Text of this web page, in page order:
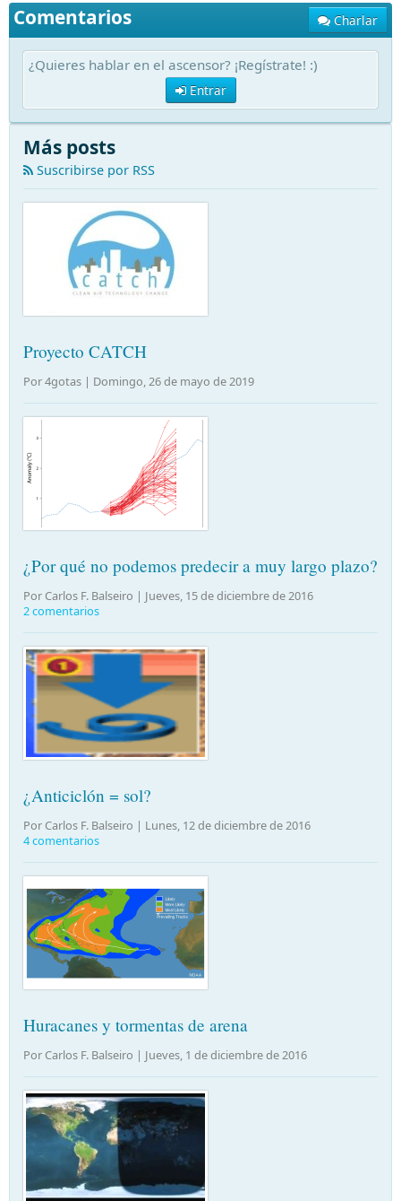
Comentarios Charlar
¿Quieres hablar en el ascensor? ¡Regístrate! :)
Entrar
Más posts
Suscribirse por RSS
Proyecto CATCH
Por 4gotas | Domingo, 26 de mayo de 2019
¿Por qué no podemos predecir a muy largo plazo?
Por Carlos F. Balseiro | Jueves, 15 de diciembre de 2016
2 comentarios
¿Anticiclón = sol?
Por Carlos F. Balseiro | Lunes, 12 de diciembre de 2016
4 comentarios
Huracanes y tormentas de arena
Por Carlos F. Balseiro | Jueves, 1 de diciembre de 2016